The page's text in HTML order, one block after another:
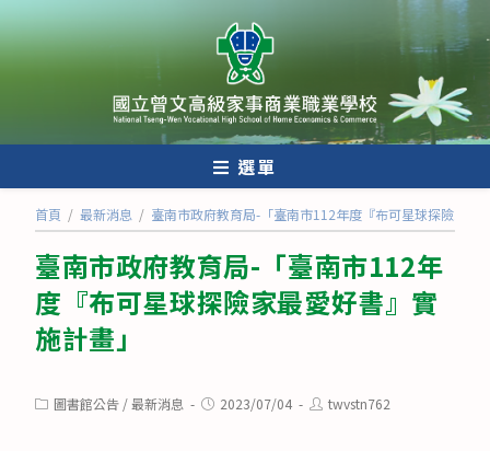
跳
轉
至
內
選單
首頁 / 最新消息 / 臺南市政府教育局-「臺南市112年度『布可星球探險家最
臺南市政府教育局-「臺南市112年
度『布可星球探險家最愛好書』實
施計畫」
Post圖書館公告 /最新消息
Post2023/07/04
Posttwvstn762